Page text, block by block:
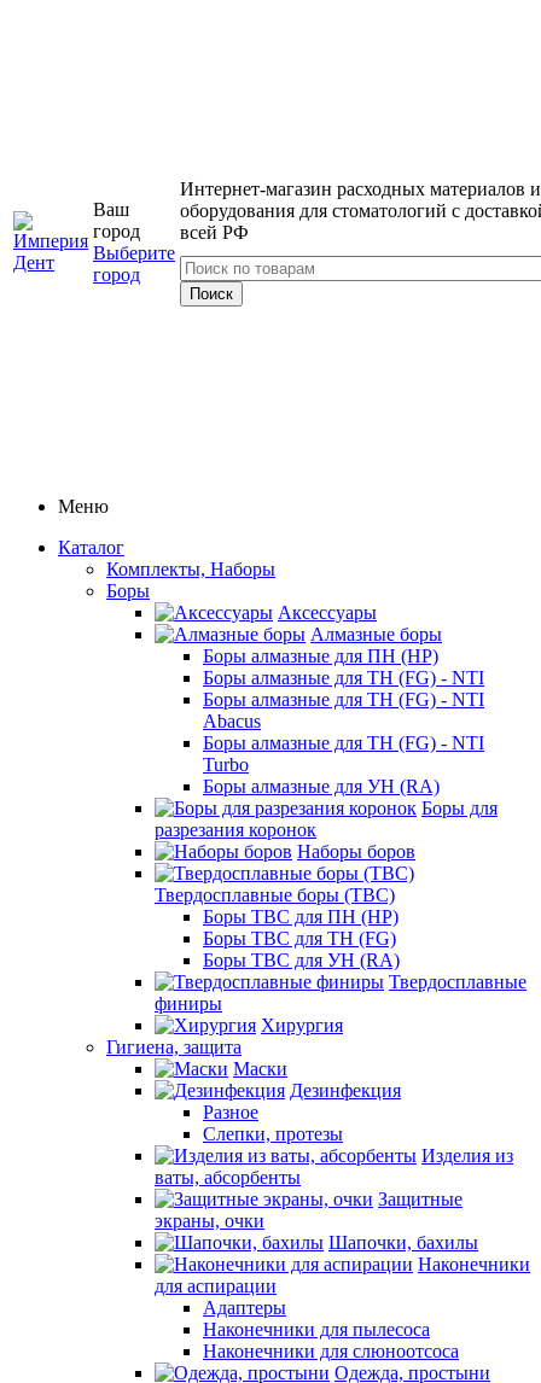
Ваш
город
Выберите
город
Интернет-магазин расходных материалов и
оборудования для стоматологий с
всей РФ
Меню
Каталог
Комплекты, Наборы
Боры
Аксессуары
Алмазные боры
Боры алмазные для ПН (HP)
Боры алмазные для ТН (FG) - NTI
Боры алмазные для ТН (FG) - NTI
Abacus
Боры алмазные для ТН (FG) - NTI
Turbo
Боры алмазные для УН (RA)
Боры для
разрезания коронок
Наборы боров
Твердосплавные боры (ТВС)
Боры ТВС для ПН (HP)
Боры ТВС для ТН (FG)
Боры ТВС для УН (RA)
Твердосплавные
финиры
Хирургия
Гигиена, защита
Маски
Дезинфекция
Разное
Слепки, протезы
Изделия из
ваты, абсорбенты
Защитные
экраны, очки
Шапочки, бахилы
Наконечники
для аспирации
Адаптеры
Наконечники для пылесоса
Наконечники для слюноотсоса
Одежда, простыни